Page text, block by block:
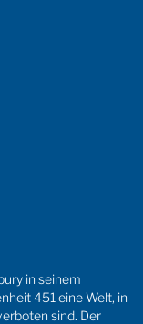
in seinem
451 eine Welt, in
sind. Der